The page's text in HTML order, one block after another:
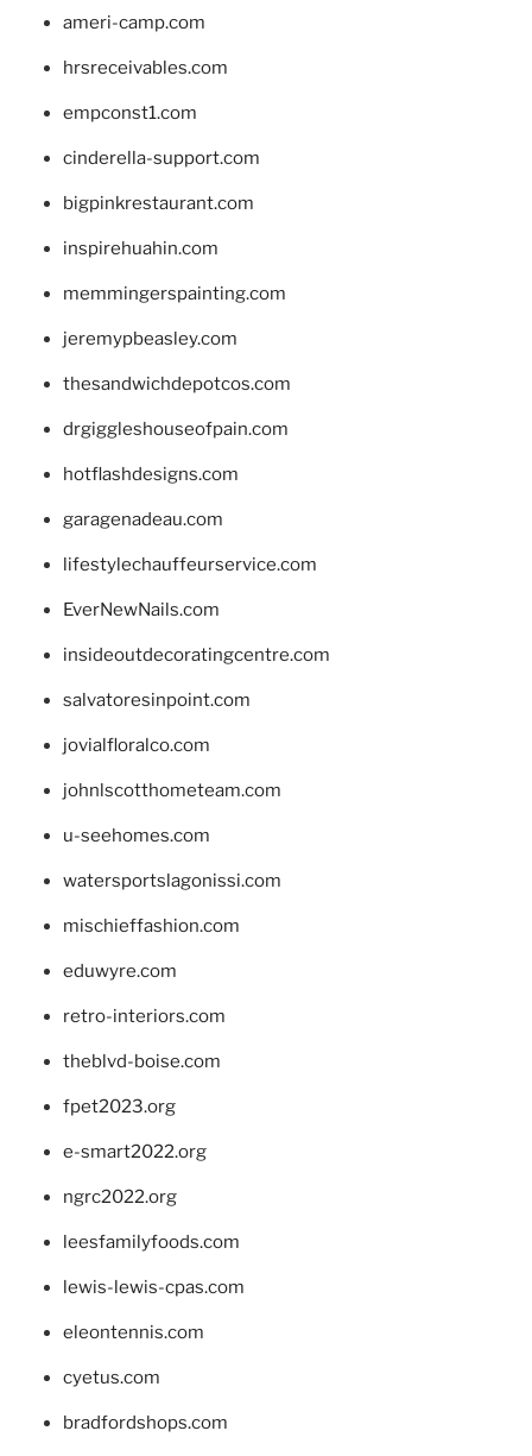
ameri-camp.com
hrsreceivables.com
empconst1.com
cinderella-support.com
bigpinkrestaurant.com
inspirehuahin.com
memmingerspainting.com
jeremypbeasley.com
thesandwichdepotcos.com
drgiggleshouseofpain.com
hotflashdesigns.com
garagenadeau.com
lifestylechauffeurservice.com
EverNewNails.com
insideoutdecoratingcentre.com
salvatoresinpoint.com
jovialfloralco.com
johnlscotthometeam.com
u-seehomes.com
watersportslagonissi.com
mischieffashion.com
eduwyre.com
retro-interiors.com
theblvd-boise.com
fpet2023.org
e-smart2022.org
ngrc2022.org
leesfamilyfoods.com
lewis-lewis-cpas.com
eleontennis.com
cyetus.com
bradfordshops.com